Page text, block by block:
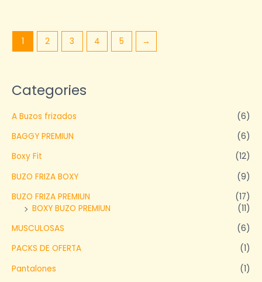
Categories
A Buzos frizados
(6)
BAGGY PREMIUN
(6)
Boxy Fit
(12)
BUZO FRIZA BOXY
(9)
BUZO FRIZA PREMIUN
(17)
BOXY BUZO PREMIUN
(11)
MUSCULOSAS
(6)
PACKS DE OFERTA
(1)
Pantalones
(1)
1 2 3 4 5 →